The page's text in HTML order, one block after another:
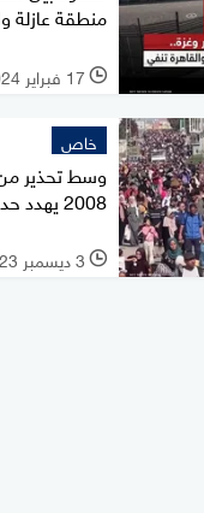
منطقة عازلة
l 17 فبراير 2024
خاص
وسط تحذير من
2008 يهدد حدود مصر
l 3 ديسمبر 2023